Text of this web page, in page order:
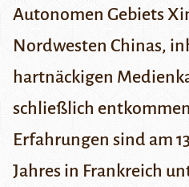
Autonomen Gebiets
Nordwesten Chinas,
hartnäckigen
schließlich
Erfahrungen sind am
Jahres in Frankreich